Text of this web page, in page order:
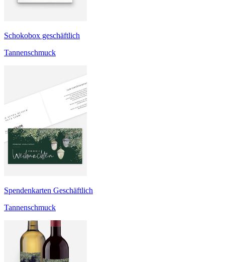
Schokobox geschäftlich
Tannenschmuck
Spendenkarten Geschäftlich
Tannenschmuck